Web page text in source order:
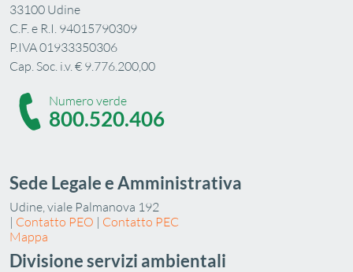
33100 Udine
C.F. e R.I. 94015790309
P.IVA 01933350306
Cap. Soc. i.v. € 9.776.200,00
Numero verde
800.520.406
Sede Legale e Amministrativa
Udine, viale Palmanova 192
| Contatto PEO | Contatto PEC
Mappa
Divisione servizi ambientali